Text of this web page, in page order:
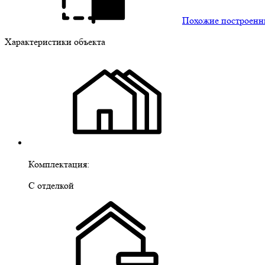
Похожие
Характеристики объекта
Комплектация:
С отделкой